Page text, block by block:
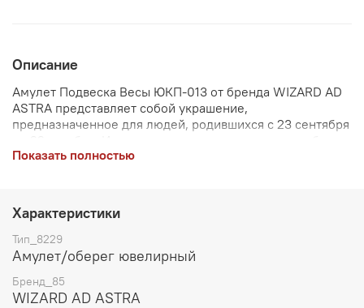
Описание
Амулет Подвеска Весы ЮКП-013 от бренда WIZARD AD
ASTRA представляет собой украшение,
предназначенное для людей, родившихся с 23 сентября
пробы 925 с золочением и выборочным родированием.
ему особую загадочность и привлекательность.
Идеальный выбор для тех, кто верит в магию и защиту
от негативных воздействий.
Показать полностью
Характеристики
Тип_8229
Амулет/оберег ювелирный
Бренд_85
WIZARD AD ASTRA